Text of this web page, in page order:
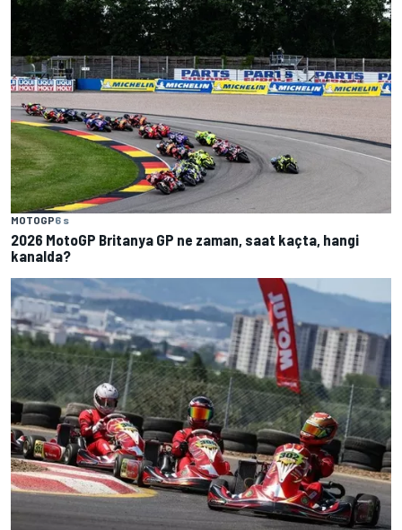
MOTOGP6 s
2026 MotoGP Britanya GP ne zaman, saat kaçta, hangi
kanalda?